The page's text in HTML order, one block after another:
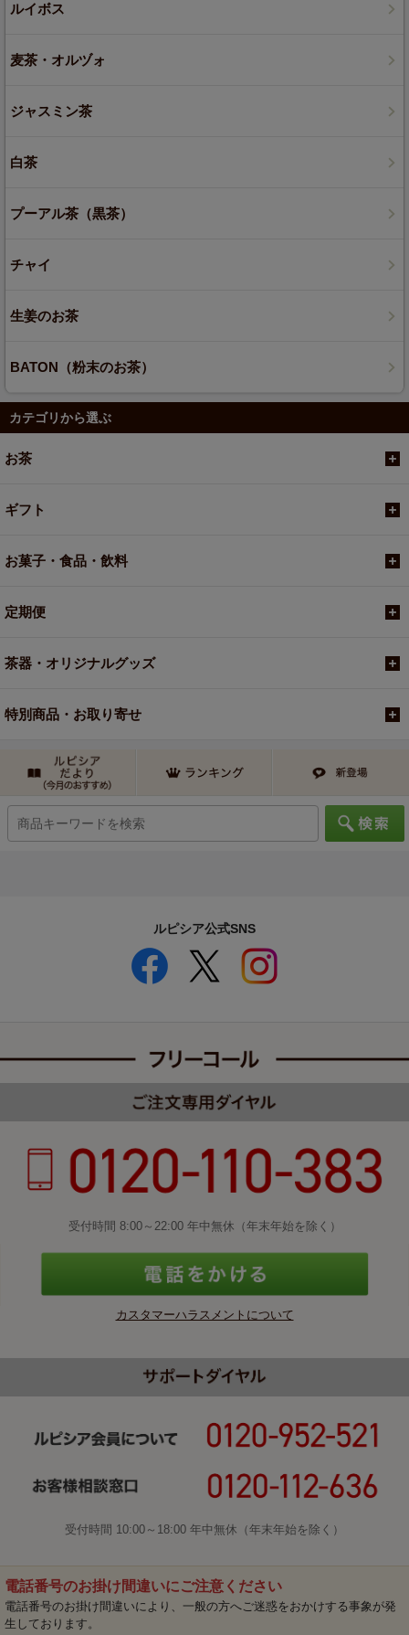
ルイボス
麦茶・オルヅォ
ジャスミン茶
白茶
プーアル茶（黒茶）
チャイ
生姜のお茶
BATON（粉末のお茶）
カテゴリから選ぶ
お茶
ギフト
お菓子・食品・飲料
定期便
茶器・オリジナルグッズ
特別商品・お取り寄せ
ルピシア公式SNS
受付時間 8:00～22:00 年中無休（年末年始を除く）
カスタマーハラスメントについて
受付時間 10:00～18:00 年中無休（年末年始を除く）
電話番号のお掛け間違いにご注意ください
電話番号のお掛け間違いにより、一般の方へご迷惑をおかけする事象が発
生しております。